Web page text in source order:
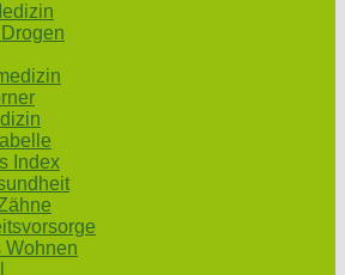
Index
Wohnen